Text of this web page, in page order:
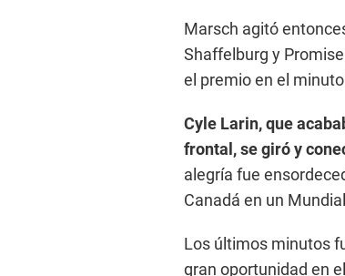
Marsch agitó
Shaffelburg y
el premio en el
Cyle Larin, que
frontal, se giró y
alegría fue
Canadá en un
Los últimos minutos
gran oportunidad en